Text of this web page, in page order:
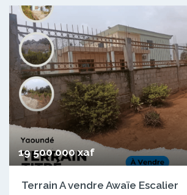
19 500 000 xaf
Terrain A vendre Awaïe Escalier